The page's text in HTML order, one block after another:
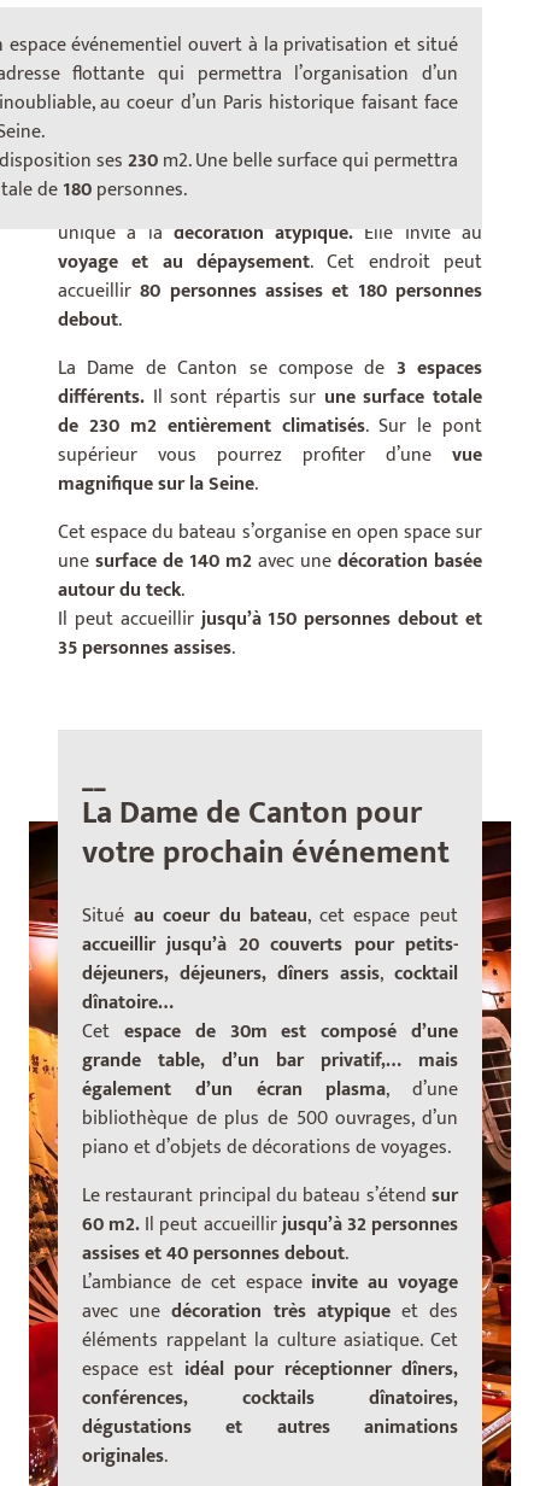
événementiel ouvert à la privatisation et situé
flottante qui permettra l’organisation d’un
au coeur d’un Paris historique faisant face
ses230m2. Une belle surface qui permettra
de180personnes.
Embarquez à bord du bateau, laparfaite réplique
d’une jonque chinoise.
Elle peut accueillir une
multitude d’événements. Situé dans le13ème
arrondissement
unique à la décoration atypique. Elle invite au
voyage et au dépaysement.Cet endroit peut
accueillir80 personnes assises et 180 personnes
debout.
La Dame de Canton se compose de 3 espaces
différents. Il sont répartis sur une surface totale
de 230 m2 entièrement climatisés. Sur le pont
supérieur vous pourrez profiter d’une vue
magnifique sur la Seine.
Cet espace du bateau s’organise en open space sur
unesurface de 140 m2avec unedécoration basée
autour du teck.
Il peut accueillirjusqu’à 150 personnes debout et
35 personnes assises.
__
La Dame de Canton pour
votre prochain événement
Situé au coeur du bateau, cet espace peut
accueillir jusqu’à 20 couverts pour petits-
déjeuners, déjeuners, dîners assis, cocktail
dînatoire…
Cet espace de 30m est composé d’une
grande table, d’un bar privatif,… mais
également d’un écran plasma, d’une
bibliothèque de plus de 500 ouvrages, d’un
piano et d’objets de décorations de voyages.
Le restaurant principal du bateau s’étendsur
60 m2.Il peut accueillirjusqu’à 32 personnes
assises et 40 personnes debout.
L’ambiance de cet espace invite au voyage
avec unedécoration très atypiqueet des
éléments rappelant la culture asiatique. Cet
espace est idéal pour réceptionner dîners,
conférences, cocktails dînatoires,
dégustations et autres animations
originales.